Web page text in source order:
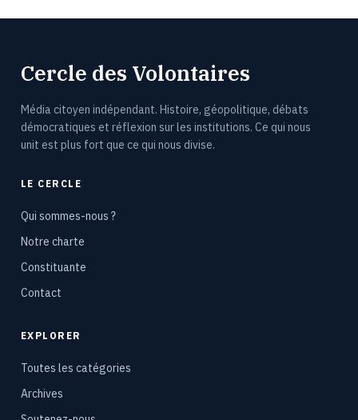
Cercle des Volontaires
Média citoyen indépendant. Histoire, géopolitique, débats
démocratiques et réflexion sur les institutions. Ce qui nous
unit est plus fort que ce qui nous divise.
LE CERCLE
Qui sommes-nous ?
Notre charte
Constituante
Contact
EXPLORER
Toutes les catégories
Archives